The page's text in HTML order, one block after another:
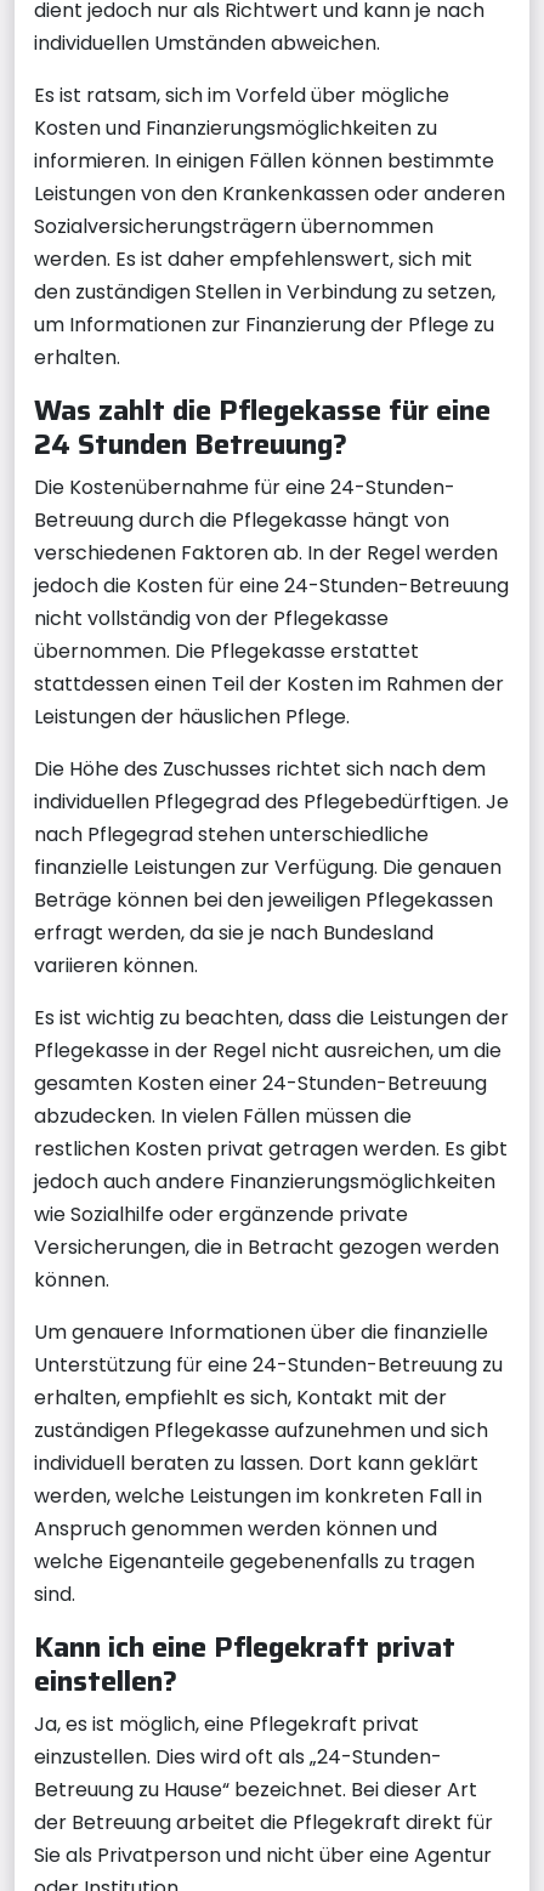
dient jedoch nur als Richtwert und kann je nach
individuellen Umständen abweichen.
Es ist ratsam, sich im Vorfeld über mögliche
Kosten und Finanzierungsmöglichkeiten zu
informieren. In einigen Fällen können bestimmte
Leistungen von den Krankenkassen oder anderen
Sozialversicherungsträgern übernommen
werden. Es ist daher empfehlenswert, sich mit
den zuständigen Stellen in Verbindung zu setzen,
um Informationen zur Finanzierung der Pflege zu
erhalten.
Was zahlt die Pflegekasse für eine
24 Stunden Betreuung?
Die Kostenübernahme für eine 24-Stunden-
Betreuung durch die Pflegekasse hängt von
verschiedenen Faktoren ab. In der Regel werden
jedoch die Kosten für eine 24-Stunden-Betreuung
nicht vollständig von der Pflegekasse
übernommen. Die Pflegekasse erstattet
stattdessen einen Teil der Kosten im Rahmen der
Leistungen der häuslichen Pflege.
Die Höhe des Zuschusses richtet sich nach dem
individuellen Pflegegrad des Pflegebedürftigen. Je
nach Pflegegrad stehen unterschiedliche
finanzielle Leistungen zur Verfügung. Die genauen
Beträge können bei den jeweiligen Pflegekassen
erfragt werden, da sie je nach Bundesland
variieren können.
Es ist wichtig zu beachten, dass die Leistungen der
Pflegekasse in der Regel nicht ausreichen, um die
gesamten Kosten einer 24-Stunden-Betreuung
abzudecken. In vielen Fällen müssen die
restlichen Kosten privat getragen werden. Es gibt
jedoch auch andere Finanzierungsmöglichkeiten
wie Sozialhilfe oder ergänzende private
Versicherungen, die in Betracht gezogen werden
können.
Um genauere Informationen über die finanzielle
Unterstützung für eine 24-Stunden-Betreuung zu
erhalten, empfiehlt es sich, Kontakt mit der
zuständigen Pflegekasse aufzunehmen und sich
individuell beraten zu lassen. Dort kann geklärt
werden, welche Leistungen im konkreten Fall in
Anspruch genommen werden können und
welche Eigenanteile gegebenenfalls zu tragen
sind.
Kann ich eine Pflegekraft privat
einstellen?
Ja, es ist möglich, eine Pflegekraft privat
einzustellen. Dies wird oft als „24-Stunden-
Betreuung zu Hause“ bezeichnet. Bei dieser Art
der Betreuung arbeitet die Pflegekraft direkt für
Sie als Privatperson und nicht über eine Agentur